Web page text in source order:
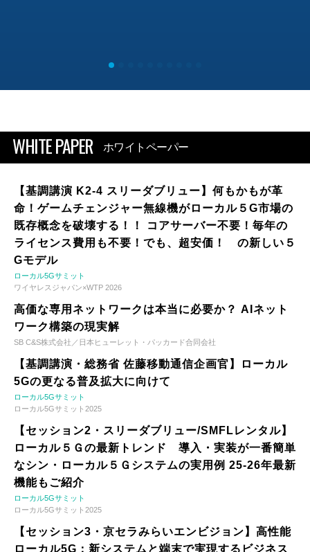
WHITE PAPER ホワイトペーパー
【基調講演 K2-4 スリーダブリュー】何もかもが革
命！ゲームチェンジャー無線機がローカル５G市場の
既存概念を破壊する！！ コアサーバー不要！毎年の
ライセンス費用も不要！でも、超安価！ の新しい５
Gモデル
ローカル5Gサミット
ワイヤレスジャパン×WTP 2026
高価な専用ネットワークは本当に必要か？ AIネット
ワーク構築の現実解
SB C&S株式会社／日本ヒューレット・パッカード合同会社
【基調講演・総務省 佐藤移動通信企画官】ローカル
5Gの更なる普及拡大に向けて
ローカル5Gサミット
ローカル5Gサミット2025
【セッション2・スリーダブリュー/SMFLレンタル】
ローカル５Ｇの最新トレンド 導入・実装が一番簡単
なシン・ローカル５Ｇシステムの実用例 25-26年最新
機能もご紹介
ローカル5Gサミット
ローカル5Gサミット2025
【セッション3・京セラみらいエンビジョン】高性能
ローカル5G：新システムと端末で実現するビジネス